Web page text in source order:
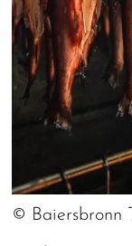
© Baiersbronn